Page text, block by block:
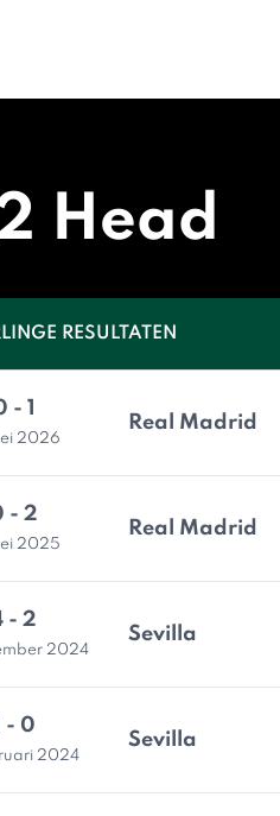
Head
RESULTATEN
- 1
2026
Real Madrid
- 2
2025
Real Madrid
- 2
2024
Sevilla
- 0
2024
Sevilla